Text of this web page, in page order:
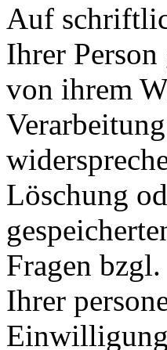
Auf
Ihrer
von ihrem
Löschung
Fragen
Ihrer